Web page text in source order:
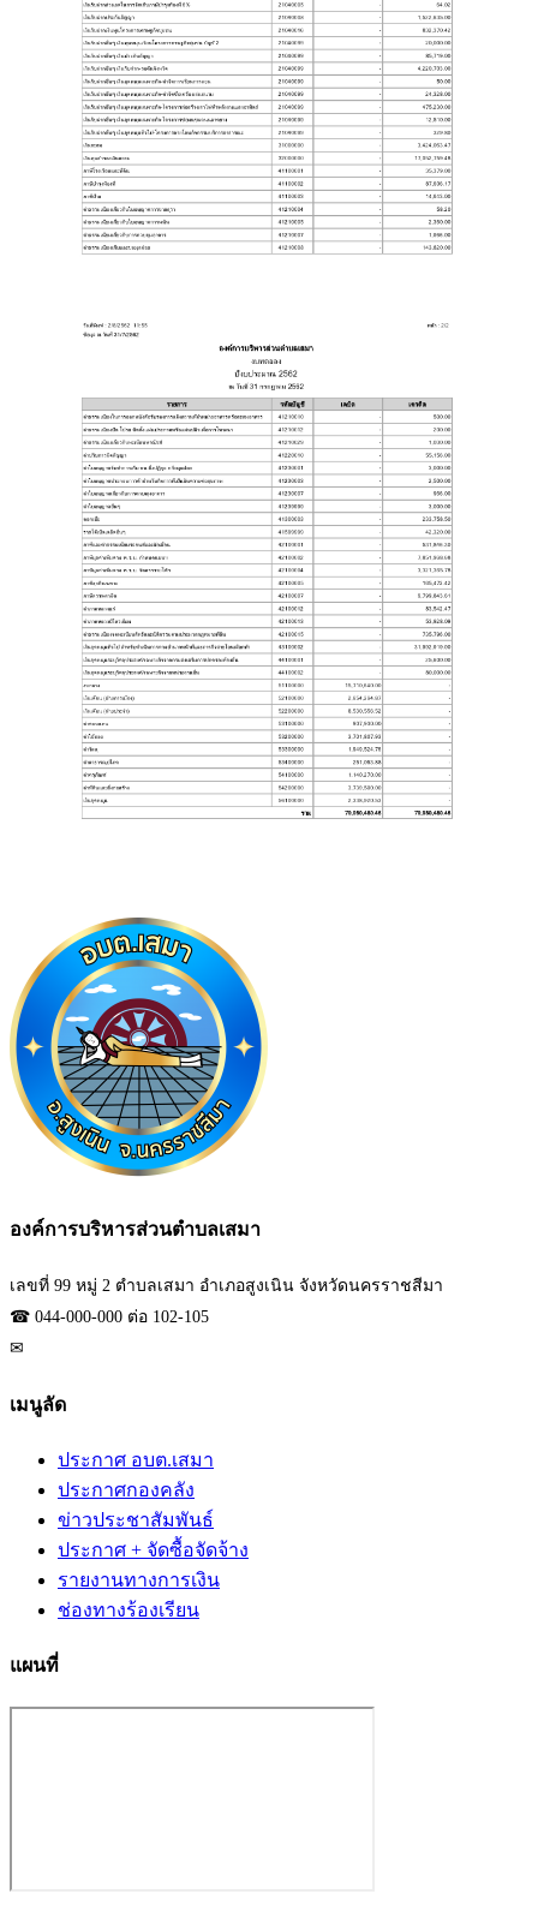
องค์การบริหารส่วนตำบลเสมา
เลขที่ 99 หมู่ 2 ตำบลเสมา อำเภอสูงเนิน จังหวัดนครราชสีมา
☎ 044-000-000 ต่อ 102-105
✉
เมนูลัด
ประกาศ อบต.เสมา
ประกาศกองคลัง
ข่าวประชาสัมพันธ์
ประกาศ + จัดซื้อจัดจ้าง
รายงานทางการเงิน
ช่องทางร้องเรียน
แผนที่